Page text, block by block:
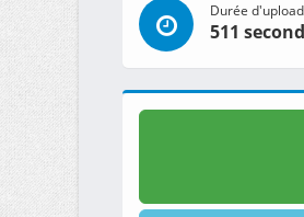
Durée d'upload
511